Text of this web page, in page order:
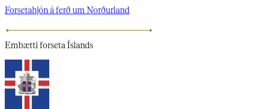
Forsetahjón á ferð um Norðurland
Embætti forseta Íslands